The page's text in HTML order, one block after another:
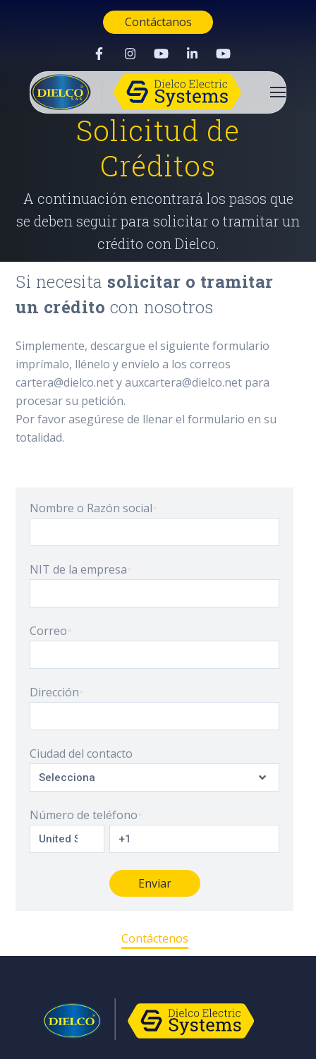
Contáctanos
Solicitud de
Créditos
A continuación encontrará los pasos que
se deben seguir para solicitar o tramitar un
crédito con Dielco.
Si necesita solicitar o tramitar
un crédito con nosotros
Simplemente, descargue el siguiente formulario
imprímalo, llénelo y envíelo a los correos
cartera@dielco.net y auxcartera@dielco.net para
procesar su petición.
Por favor asegúrese de llenar el formulario en su
totalidad.
Nombre o Razón social*
NIT de la empresa*
Correo*
Dirección*
Ciudad del contacto
Número de teléfono*
Contáctenos